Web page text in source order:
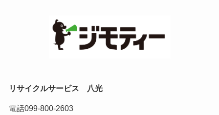
リサイクルサービス 八光
電話099-800-2603